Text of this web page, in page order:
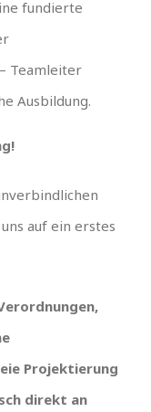
fundierte
Teamleiter
Ausbildung.
auf ein erstes
Projektierung
direkt an